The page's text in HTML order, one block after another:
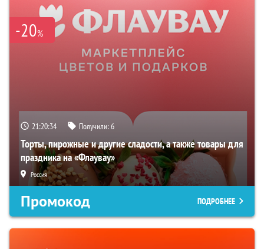
-20%
21:20:33 Получили:6
Торты, пирожные и другие сладости, а также товары для
праздника на «Флаувау»
Россия
Промокод ПОДРОБНЕЕ